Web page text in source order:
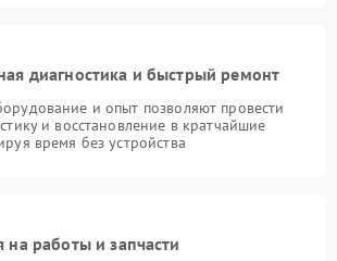
диагностика и быстрый ремонт
и опыт позволяют провести
и восстановление в кратчайшие
время без устройства
на работы и запчасти